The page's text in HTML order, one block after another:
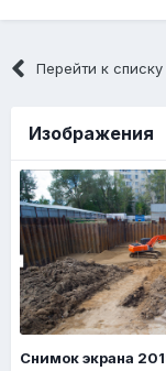
Перейти к
Изображения